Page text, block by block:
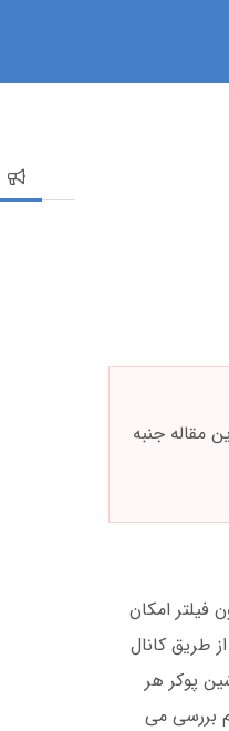
مقاله جنبه
های بدون فیلتر امکان
طریق کانال
پوکر هر
بررسی می